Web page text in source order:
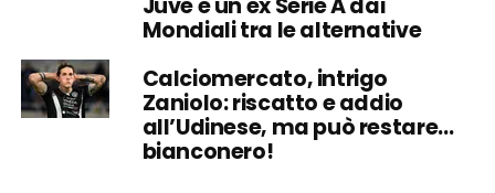
Mondiali tra le alternative
Calciomercato, intrigo
Zaniolo: riscatto e addio
all’Udinese, ma può restare…
bianconero!